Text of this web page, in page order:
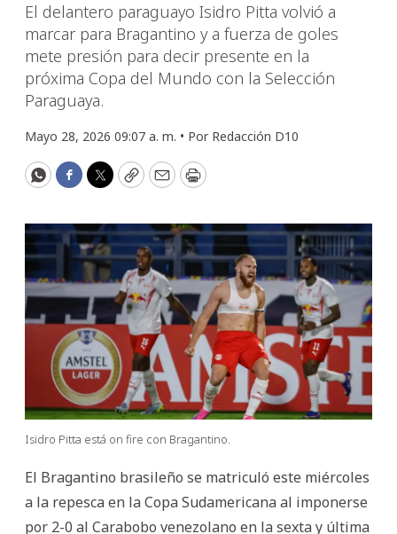
El delantero paraguayo Isidro Pitta volvió a
marcar para Bragantino y a fuerza de goles
mete presión para decir presente en la
próxima Copa del Mundo con la Selección
Paraguaya.
Mayo 28, 2026 09:07 a. m. • Por Redacción D10
WhatsApp
Facebook
Twitter
CopyEmailPrint
Isidro Pitta está on fire con Bragantino.
El Bragantino brasileño se matriculó este miércoles
a la repesca en la Copa Sudamericana al imponerse
por 2-0 al Carabobo venezolano en la sexta y última